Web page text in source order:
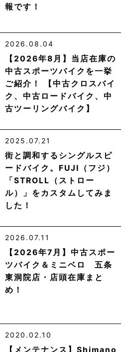
報です！
2026.08.04
【2026年8月】当店在庫の
中古スポーツバイクを一挙
ご紹介！ 【中古クロスバイ
ク、中古ロードバイク、中
古ツーリングバイク】
2025.07.21
街と調和するシングルスピ
ードバイク。FUJI（フジ）
「STROLL（ストロー
ル）」をカスタムしてみま
した！
2026.07.11
【2026年7月】中古スポー
ツバイク＆ミニベロ 五条
東洞院店・店頭在庫まと
め！
2020.02.10
【メンテナンス】Shimano